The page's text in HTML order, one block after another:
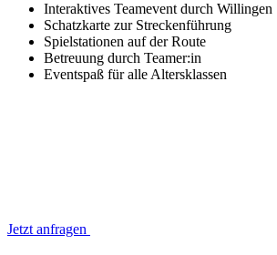
Interaktives Teamevent durch Willingen
Schatzkarte zur Streckenführung
Spielstationen auf der Route
Betreuung durch Teamer:in
Eventspaß für alle Altersklassen
Jetzt anfragen